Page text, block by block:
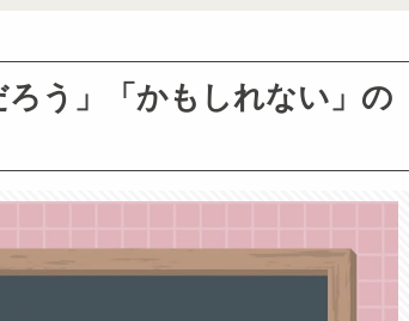
ろう」「かもしれない」の